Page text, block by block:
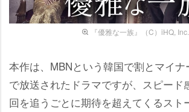
『優雅な一族』（C）iHQ, Inc.
本作は、MBNという韓国で割とマイ
で放送されたドラマですが、スピード
回を追うごとに期待を超えてくるスト